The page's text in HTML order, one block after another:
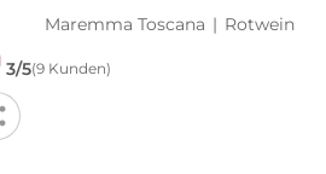
Maremma Toscana | Rotwein
3/5(9 Kunden)